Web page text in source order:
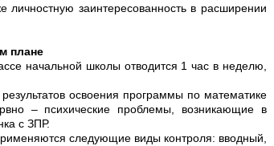
заинтересованность в расширении
плане
начальной школы отводится 1 час в неделю,
освоения программы по математике
– психические проблемы, возникающие в
с ЗПР.
следующие виды контроля: вводный,